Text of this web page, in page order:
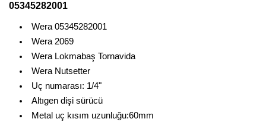
05345282001
Wera 05345282001
Wera 2069
Wera Lokmabaş Tornavida
Wera Nutsetter
Uç numarası: 1/4"
Altıgen dişi sürücü
Metal uç kısım uzunluğu:60mm